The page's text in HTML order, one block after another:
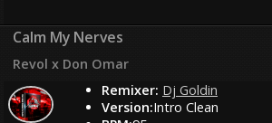
Calm My Nerves
Revol x Don Omar
Remixer: Dj Goldin
Version:Intro Clean